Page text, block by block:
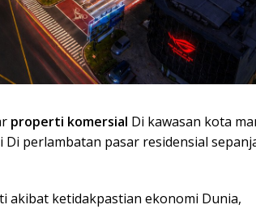
properti komersial Di kawasan kota
perlambatan pasar residensial
akibat ketidakpastian ekonomi Dunia,